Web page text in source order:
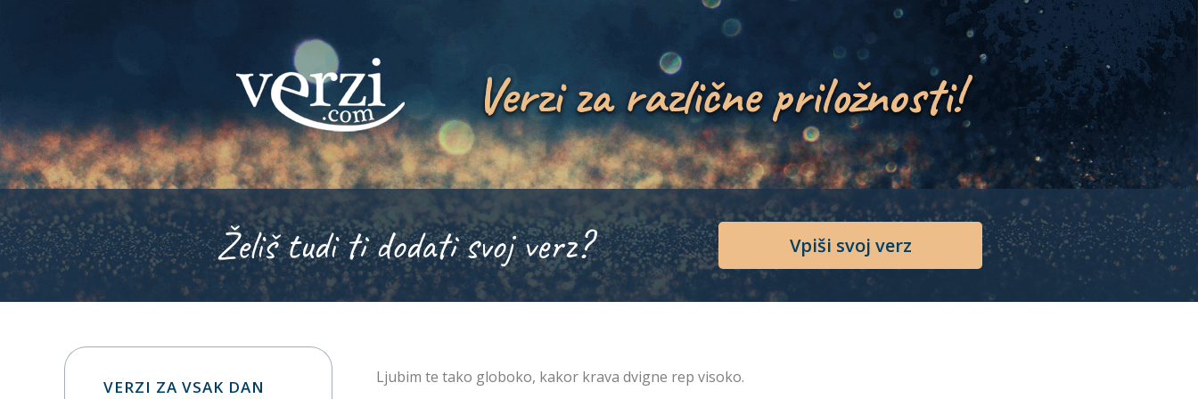
Verzi za različne priložnosti!
Želiš tudi ti dodati svoj verz? Vpiši svoj verz
Ljubim te tako globoko, kakor krava dvigne rep visoko.
VERZI ZA VSAK DAN